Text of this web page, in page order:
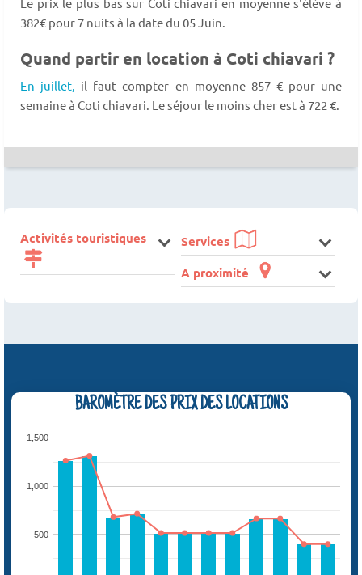
382€ pour 7 nuits à la date du 05 Juin.
Quand partir en location à Coti chiavari ?
En juillet, il faut compter en moyenne 857 € pour une
semaine à Coti chiavari. Le séjour le moins cher est à 722 €.
Activités touristiques
Services
A proximité
BAROMÈTRE DES PRIX DES LOCATIONS
500
1,000
1,500